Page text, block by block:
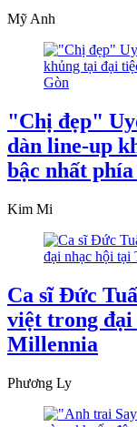
Mỹ Anh
"Chị đẹp"
dàn line-up
bậc nhất
Kim Mi
Ca sĩ Đức
việt trong
Millennia
Phương Ly